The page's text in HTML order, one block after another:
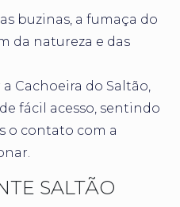
buzinas, a fumaça do
da natureza e das
Cachoeira do Saltão,
fácil acesso, sentindo
o contato com a
SALTÃO